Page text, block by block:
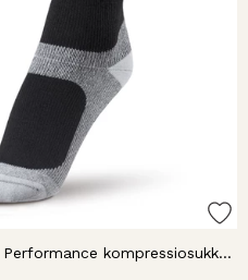
Belsana Sport Performance kompressiosukka nilkka